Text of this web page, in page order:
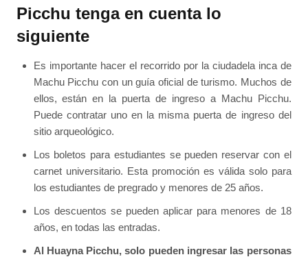
Picchu tenga en cuenta lo
siguiente
Es importante hacer el recorrido por la ciudadela inca de
Machu Picchu con un guía oficial de turismo. Muchos de
ellos, están en la puerta de ingreso a Machu Picchu.
Puede contratar uno en la misma puerta de ingreso del
sitio arqueológico.
Los boletos para estudiantes se pueden reservar con el
carnet universitario. Esta promoción es válida solo para
los estudiantes de pregrado y menores de 25 años.
Los descuentos se pueden aplicar para menores de 18
años, en todas las entradas.
Al Huayna Picchu, solo pueden ingresar las personas